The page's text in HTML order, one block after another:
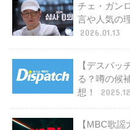
チェ・ガン
言や人気の
2026.01.13
【デスパッ
る？噂の候
想！
【MBC歌